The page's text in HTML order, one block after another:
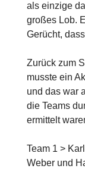
als einzige
großes Lob.
Gerücht,
Zurück zum
musste ein
und das war
die Teams
ermittelt
Team 1 >
Weber und